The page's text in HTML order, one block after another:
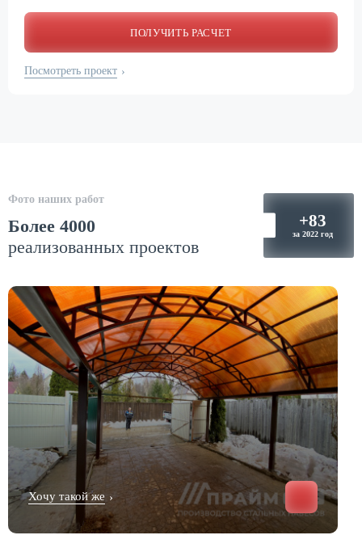
ПОЛУЧИТЬ РАСЧЕТ
Посмотреть проект ›
Фото наших работ
Более 4000
реализованных проектов
Хочу такой же ›